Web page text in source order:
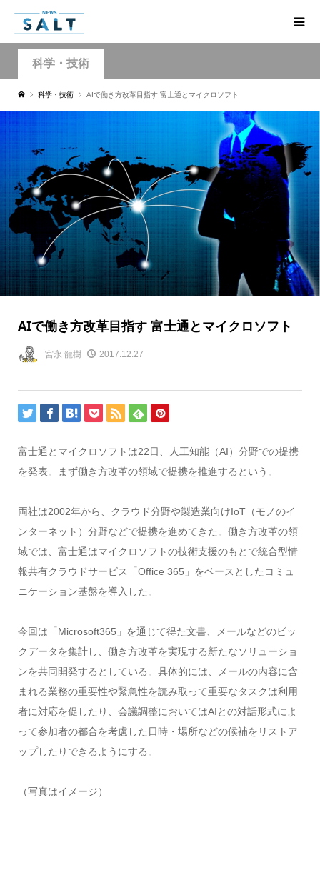
科学・技術
科学・技術 AIで働き方改革目指す 富士通とマイクロソフト
AIで働き方改革目指す 富士通とマイクロソフト
宮永 龍樹 2017.12.27
富士通とマイクロソフトは22日、人工知能（AI）分野での提携
を発表。まず働き方改革の領域で提携を推進するという。
両社は2002年から、クラウド分野や製造業向けIoT（モノのイ
ンターネット）分野などで提携を進めてきた。働き方改革の領
域では、富士通はマイクロソフトの技術支援のもとで統合型情
報共有クラウドサービス「Office 365」をベースとしたコミュ
ニケーション基盤を導入した。
今回は「Microsoft365」を通じて得た文書、メールなどのビッ
クデータを集計し、働き方改革を実現する新たなソリューショ
ンを共同開発するとしている。具体的には、メールの内容に含
まれる業務の重要性や緊急性を読み取って重要なタスクは利用
者に対応を促したり、会議調整においてはAIとの対話形式によ
って参加者の都合を考慮した日時・場所などの候補をリストア
ップしたりできるようにする。
（写真はイメージ）